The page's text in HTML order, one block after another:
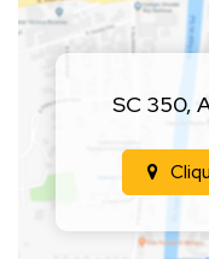
• Copa
• Pátio para manobra e
• Portão eletrônico,
Localização
fornecedores e
(Valor sujeito a
SC 350,